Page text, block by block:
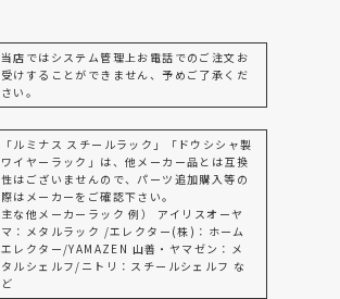
当店ではシステム管理上お電話でのご注文お
受けすることができません、予めご了承くだ
さい。
「ルミナス スチールラック」「ドウシシャ製
ワイヤーラック」は、他メーカー品とは互換
性はございませんので、パーツ追加購入等の
際はメーカーをご確認下さい。
主な他メーカーラック 例） アイリスオーヤ
マ：メタルラック /エレクター(株)：ホーム
エレクター/YAMAZEN 山善・ヤマゼン：メ
タルシェルフ/ニトリ：スチールシェルフ な
ど